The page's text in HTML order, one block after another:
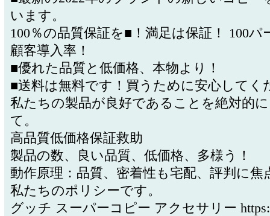
います。
100％の品質保証を■！満足は保証！ 100パ
顧客導入率！
■優れた品質と低価格、本物より！
■送料は無料です！買うために安心してく
私たちの製品が良好であることを絶対的
て。
高品質低価格保証救助
製品の数、良い品質、低価格、多様う！
動作原理：品質、密着性も宅配、評判に焦
私たちのポリシーです。
グッチ スーパーコピー アクセサリー